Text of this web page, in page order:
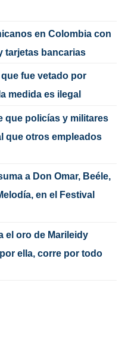
en Colombia con
tarjetas bancarias
fue vetado por
medida es ilegal
que policías y militares
que otros empleados
a Don Omar, Beéle,
en el Festival
el oro de Marileidy
ella, corre por todo